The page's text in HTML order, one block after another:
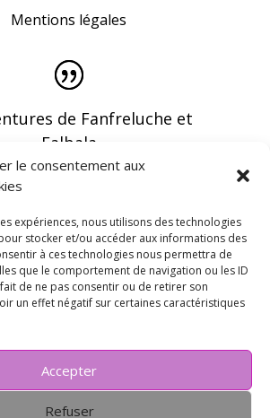
le consentement aux
expériences, nous utilisons des technologies
stocker et/ou accéder aux informations des
à ces technologies nous permettra de
que le comportement de navigation ou les ID
de ne pas consentir ou de retirer son
un effet négatif sur certaines caractéristiques
Accepter
Refuser
Mentions légales
de Fanfreluche et
Falbala
recevoir les dernières infos en
à notre newsletter